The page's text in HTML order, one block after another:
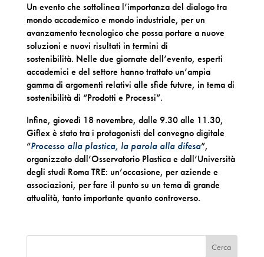
Un evento che sottolinea l’importanza del dialogo tra
mondo accademico e mondo industriale, per un
avanzamento tecnologico che possa portare a nuove
soluzioni e nuovi risultati in termini di
sostenibilità. Nelle due giornate dell’evento, esperti
accademici e del settore hanno trattato un’ampia
gamma di argomenti relativi alle sfide future, in tema di
sostenibilità di “Prodotti e Processi”.
Infine, giovedì 18 novembre, dalle 9.30 alle 11.30,
Giflex è stato tra i protagonisti del convegno digitale
“Processo alla plastica, la parola alla difesa”,
organizzato dall’Osservatorio Plastica e dall’Università
degli studi Roma TRE: un’occasione, per aziende e
associazioni, per fare il punto su un tema di grande
attualità, tanto importante quanto controverso.